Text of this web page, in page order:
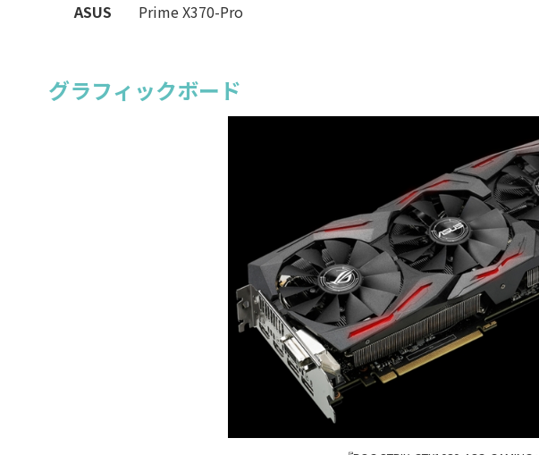
ASUS
Prime X370-Pro
グラフィックボード